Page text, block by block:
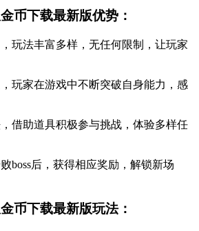
币下载最新版优势：
玩法丰富多样，无任何限制，让玩家
玩家在游戏中不断突破自身能力，感
借助道具积极参与挑战，体验多样任
boss后，获得相应奖励，解锁新场
币下载最新版玩法：